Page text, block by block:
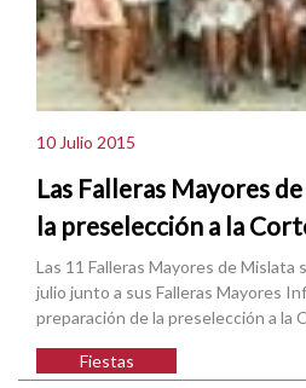
10 Julio 2015
Las Falleras Mayores
la preselección a la
Las 11 Falleras Mayores de Mislata
julio junto a sus Falleras Mayores
preparación de la preselección a la
Fiestas